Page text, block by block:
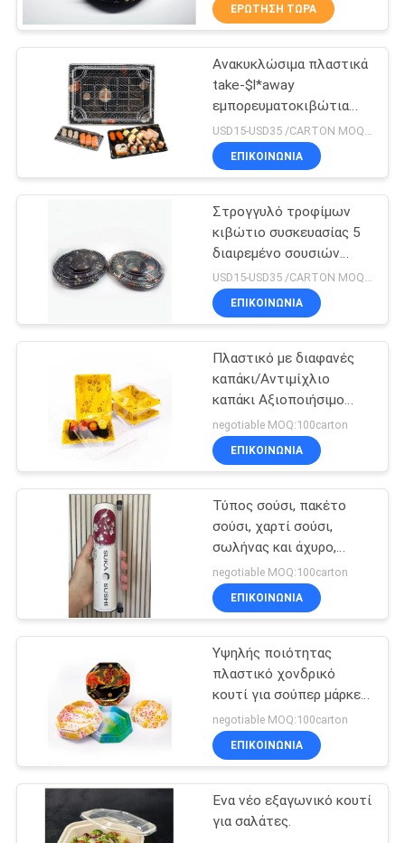
ΈΛΕΓΧΟΣ
ΕΛΆΤΕ
ΜΕ
ΕΙΔΉΣΕΙΣ
PRIVACY
POLICY
Βιοδιασπάσιμος
πάρτε μαζί το
κιβώτιο
Πλαστικός δίσκος
σουσιών
86
Το έγγραφο παίρνει
μαζί το κιβώτιο
109
Το πλαστικό
παίρνει μαζί το
κιβώτιο
ΕΡΏΤΗΣΗ ΤΏΡΑ
Ανακυκλώσιμα πλαστικά
take-$l*away
εμπορευματοκιβώτια
σουσιών με το σαφές
καπάκι
ΕΠΙΚΟΙΝΩΝΙΑ
Στρογγυλό τροφίμων
κιβώτιο συσκευασίας 5
διαιρεμένο σουσιών
βαθμού πλαστικό
USD15-USD35 /CARTON MOQ:ΧΑΡΤΟΚΙΒΩΤΙΟ 100
ΕΠΙΚΟΙΝΩΝΙΑ
Πλαστικό με διαφανές
καπάκι/Αντιμίχλιο
καπάκι Αξιοποιήσιμο
κουτί σούσι
negotiable MOQ:100carton
ΕΠΙΚΟΙΝΩΝΙΑ
Τύπος σούσι, πακέτο
σούσι, χαρτί σούσι,
σωλήνας και άχυρο,
τρέντο κουτί σούσι.
negotiable MOQ:100carton
ΕΠΙΚΟΙΝΩΝΙΑ
Υψηλής ποιότητας
πλαστικό χονδρικό
κουτί για σούπερ μάρκετ,
κουτί για σούσι, κουτί
για σούσι.
negotiable MOQ:100carton
ΕΠΙΚΟΙΝΩΝΙΑ
Ένα νέο εξαγωνικό κουτί
για σαλάτες.